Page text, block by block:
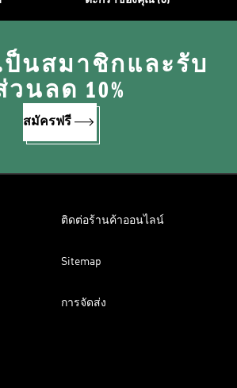
ป็นสมาชิกและรับ
วนลด 10%
สมัครฟรี
ติดต่อร้านค้าออนไลน์
Sitemap
การจัดส่ง